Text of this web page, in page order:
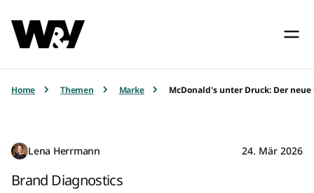
Home Themen Marke McDonald's unter Druck: Der
Lena Herrmann 24. Mär 2026
Brand Diagnostics